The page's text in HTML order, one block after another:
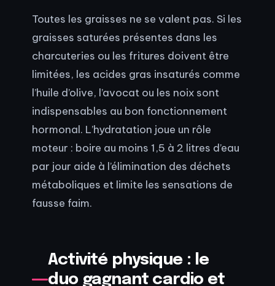
Toutes les graisses ne se valent pas. Si les
graisses saturées présentes dans les
charcuteries ou les fritures doivent être
limitées, les acides gras insaturés comme
l’huile d’olive, l’avocat ou les noix sont
indispensables au bon fonctionnement
hormonal. L’hydratation joue un rôle
moteur : boire au moins 1,5 à 2 litres d’eau
par jour aide à l’élimination des déchets
métaboliques et limite les sensations de
fausse faim.
Activité physique : le
duo gagnant cardio et